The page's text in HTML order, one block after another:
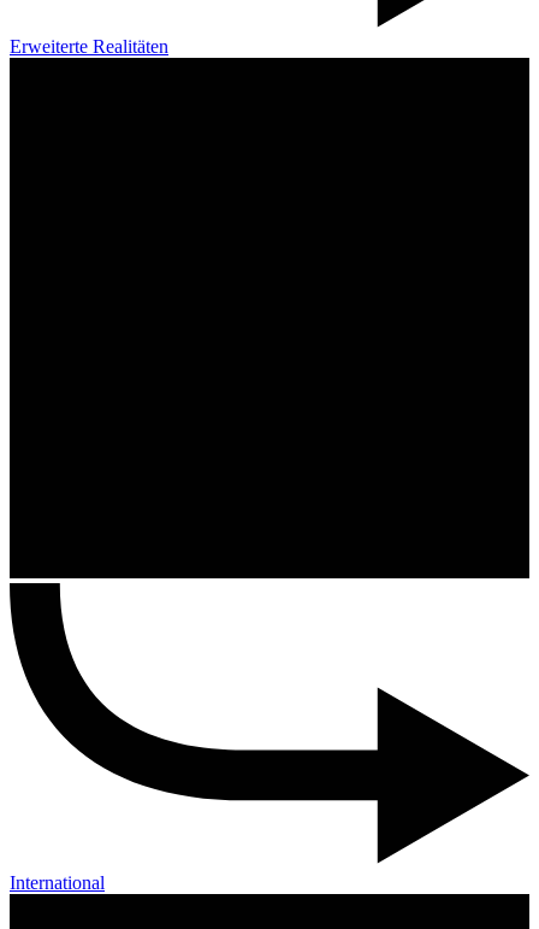
Erweiterte Realitäten
International